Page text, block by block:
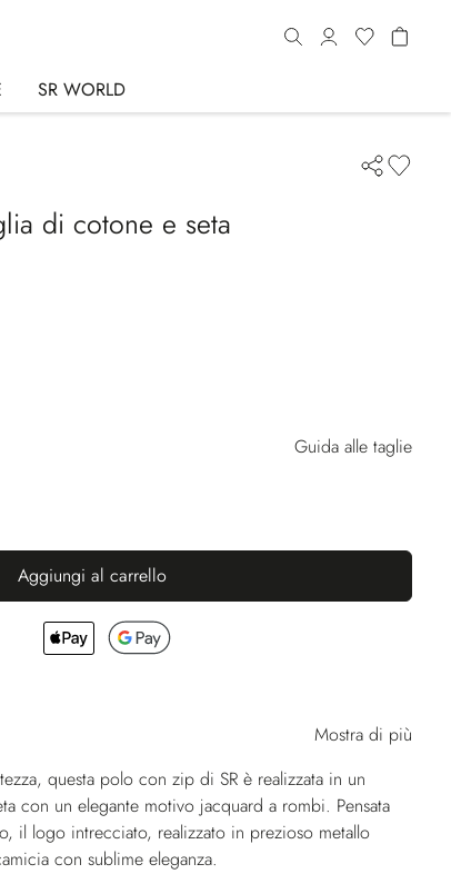
SR WORLD
di cotone e seta
Guida alle taglie
Aggiungi al carrello
Mostra di più
questa polo con zip di SR è realizzata in un
con un elegante motivo jacquard a rombi. Pensata
il logo intrecciato, realizzato in prezioso metallo
con sublime eleganza.